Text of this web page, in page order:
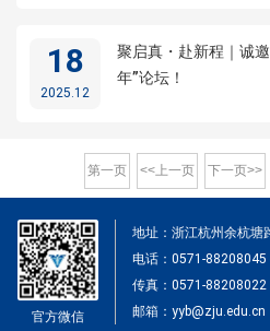
18
2025.12
聚启真・赴新程｜诚
年”论坛！
第一页 <<上一页 下一页>>
官方微信
地址：浙江杭州余杭塘
电话：0571-88208045
传真：0571-88208022
邮箱：yyb@zju.edu.cn